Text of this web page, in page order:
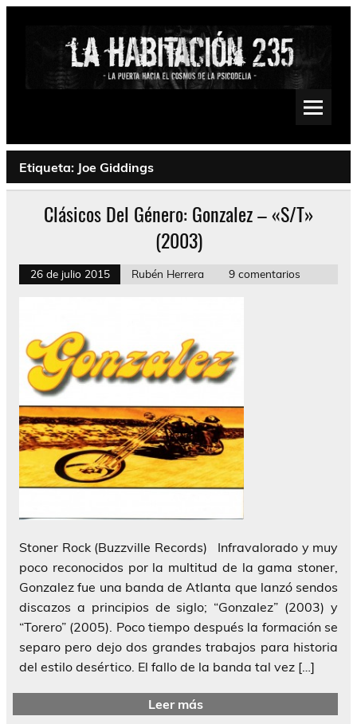
Saltar
Psychedelic, Stoner, Doom, Sludge, Fuzz, Space, Drone
Etiqueta: Joe Giddings
Clásicos Del Género: Gonzalez – «S/T»
(2003)
26 de julio 2015 Rubén Herrera 9 comentarios
Stoner Rock (Buzzville Records) Infravalorado y muy
poco reconocidos por la multitud de la gama stoner,
Gonzalez fue una banda de Atlanta que lanzó sendos
discazos a principios de siglo; “Gonzalez” (2003) y
“Torero” (2005). Poco tiempo después la formación se
separo pero dejo dos grandes trabajos para historia
del estilo desértico. El fallo de la banda tal vez […]
Leer más